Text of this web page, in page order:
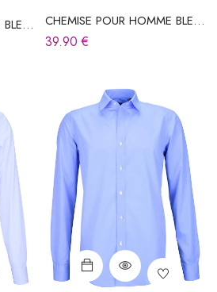
CHEMISE POUR HOMME BLEU
CIEL À RAYURES
39.90€